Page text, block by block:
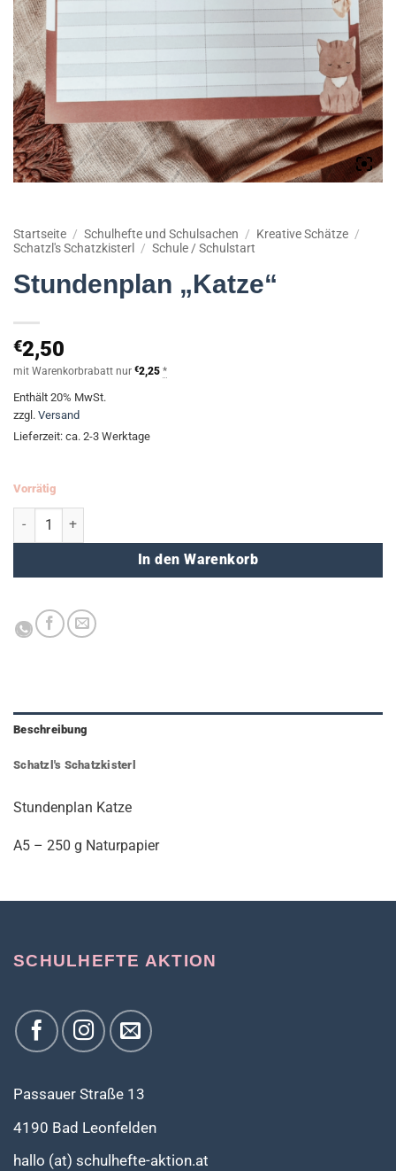
Startseite / Schulhefte und Schulsachen / Kreative Schätze /
Schatzl's Schatzkisterl
/ Schule / Schulstart
Stundenplan „Katze“
€2,50
mit Warenkorbrabatt nur €2,25 *
Enthält 20% MwSt.
zzgl. Versand
Lieferzeit: ca. 2-3 Werktage
Vorrätig
Stundenplan "Katze" Menge
In den Warenkorb
Beschreibung
Schatzl's Schatzkisterl
Stundenplan Katze
A5 – 250 g Naturpapier
SCHULHEFTE AKTION
Passauer Straße 13
4190 Bad Leonfelden
hallo (at) schulhefte-aktion.at